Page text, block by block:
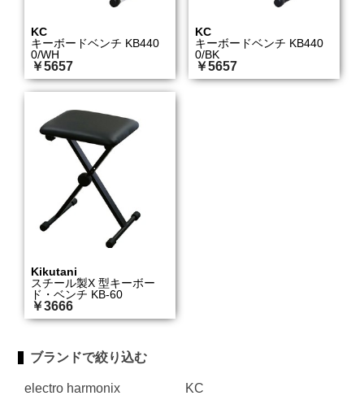
KC
キーボードベンチ KB440
0/WH
￥5657
KC
キーボードベンチ KB440
0/BK
￥5657
Kikutani
スチール製X 型キーボー
ド・ベンチ KB-60
￥3666
ブランドで絞り込む
electro harmonix KC